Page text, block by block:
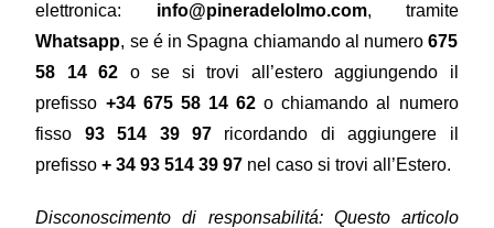
elettronica: info@pineradelolmo.com, tramite
Whatsapp, se é in Spagna chiamando al numero675
58 14 62 o se si trovi all’estero aggiungendo il
prefisso +34 675 58 14 62o chiamando al numero
fisso 93 514 39 97 ricordando di aggiungere il
prefisso+ 3493 514 39 97 nel caso si trovi all’Estero.
Disconoscimento di responsabilitá: Questo articolo